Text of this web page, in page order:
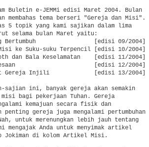
Buletin e-JEMMi edisi Maret 2004. Bulan
membahas tema berseri "Gereja dan Misi".
5 topik yang kami sajikan dalam lima
selama bulan Maret yaitu:
Bertumbuh                 [edisi 09/2004]
ke Suku-suku Terpencil [edisi 10/2004]
dan Bala Keselamatan    [edisi 11/2004]
[edisi 12/2004]
Gereja Injili             [edisi 13/2004]
sajian ini, banyak gereja akan semakin
bagi pekerjaan Tuhan. Gereja
kemajuan secara fisik dan
penting gereja juga mengalami pertumbuhan
untuk merenungkan lebih jauh tentang
mengajak Anda untuk menyimak artikel
Jokiman di kolom Artikel Misi.